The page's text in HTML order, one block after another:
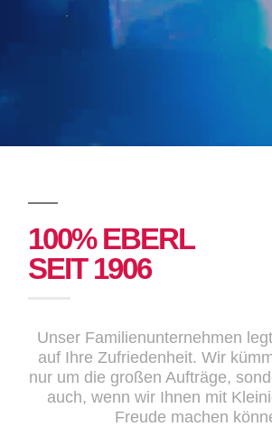
100% EBERL
SEIT 1906
Unser Familienunternehmen
auf Ihre Zufriedenheit. Wir
nur um die großen Aufträge,
auch, wenn wir Ihnen mit
Freude machen